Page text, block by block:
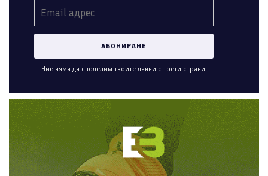
Ние няма да споделим твоите данни с трети страни.